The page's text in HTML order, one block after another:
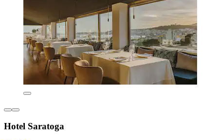
Hotel Saratoga